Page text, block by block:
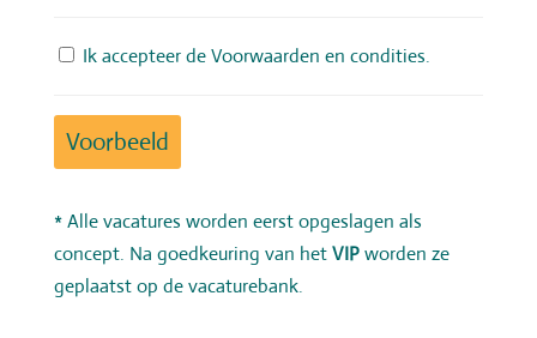
Ik accepteer deVoorwaarden en condities.
* Alle vacatures worden eerst opgeslagen als
concept. Na goedkeuring van hetVIPworden ze
geplaatst op de vacaturebank.